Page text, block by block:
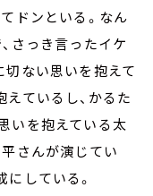
ドンといる。なん
さっき言ったイケ
切ない思いを抱えて
ているし、かるた
いを抱えている太
さんが演じてい
している。